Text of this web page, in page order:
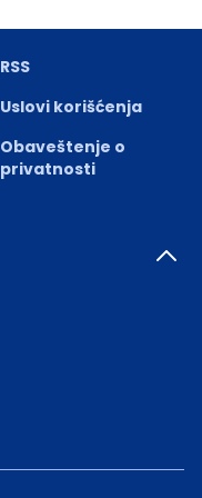
RSS
Uslovi korišćenja
Obaveštenje o
privatnosti